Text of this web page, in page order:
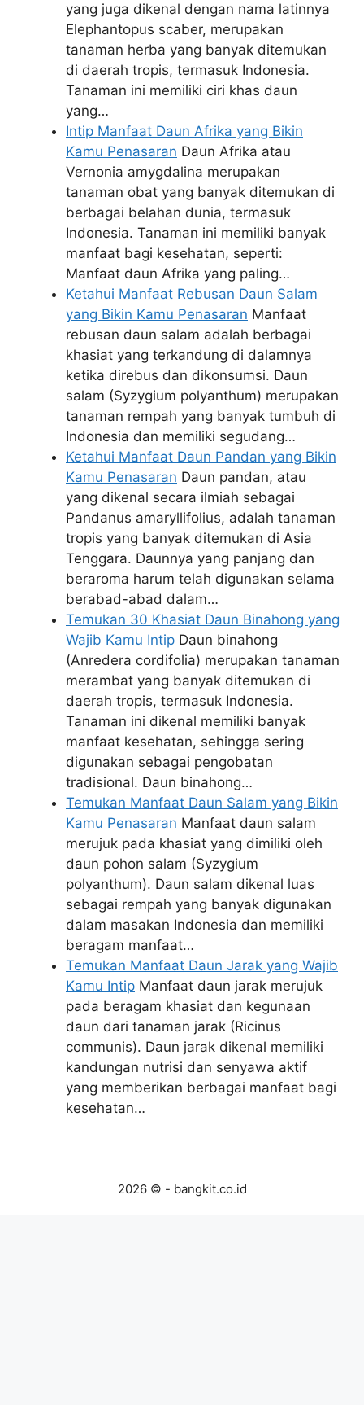
yang juga dikenal dengan nama latinnya
Elephantopus scaber, merupakan
tanaman herba yang banyak ditemukan
di daerah tropis, termasuk Indonesia.
Tanaman ini memiliki ciri khas daun
yang…
Intip Manfaat Daun Afrika yang Bikin
Kamu Penasaran Daun Afrika atau
Vernonia amygdalina merupakan
tanaman obat yang banyak ditemukan di
berbagai belahan dunia, termasuk
Indonesia. Tanaman ini memiliki banyak
manfaat bagi kesehatan, seperti:
Manfaat daun Afrika yang paling…
Ketahui Manfaat Rebusan Daun Salam
yang Bikin Kamu Penasaran Manfaat
rebusan daun salam adalah berbagai
khasiat yang terkandung di dalamnya
ketika direbus dan dikonsumsi. Daun
salam (Syzygium polyanthum) merupakan
tanaman rempah yang banyak tumbuh di
Indonesia dan memiliki segudang…
Ketahui Manfaat Daun Pandan yang Bikin
Kamu Penasaran Daun pandan, atau
yang dikenal secara ilmiah sebagai
Pandanus amaryllifolius, adalah tanaman
tropis yang banyak ditemukan di Asia
Tenggara. Daunnya yang panjang dan
beraroma harum telah digunakan selama
berabad-abad dalam…
Temukan 30 Khasiat Daun Binahong yang
Wajib Kamu Intip Daun binahong
(Anredera cordifolia) merupakan tanaman
merambat yang banyak ditemukan di
daerah tropis, termasuk Indonesia.
Tanaman ini dikenal memiliki banyak
manfaat kesehatan, sehingga sering
digunakan sebagai pengobatan
tradisional. Daun binahong…
Temukan Manfaat Daun Salam yang Bikin
Kamu Penasaran Manfaat daun salam
merujuk pada khasiat yang dimiliki oleh
daun pohon salam (Syzygium
polyanthum). Daun salam dikenal luas
sebagai rempah yang banyak digunakan
dalam masakan Indonesia dan memiliki
beragam manfaat…
Temukan Manfaat Daun Jarak yang Wajib
Kamu Intip Manfaat daun jarak merujuk
pada beragam khasiat dan kegunaan
daun dari tanaman jarak (Ricinus
communis). Daun jarak dikenal memiliki
kandungan nutrisi dan senyawa aktif
yang memberikan berbagai manfaat bagi
kesehatan…
2026 © - bangkit.co.id